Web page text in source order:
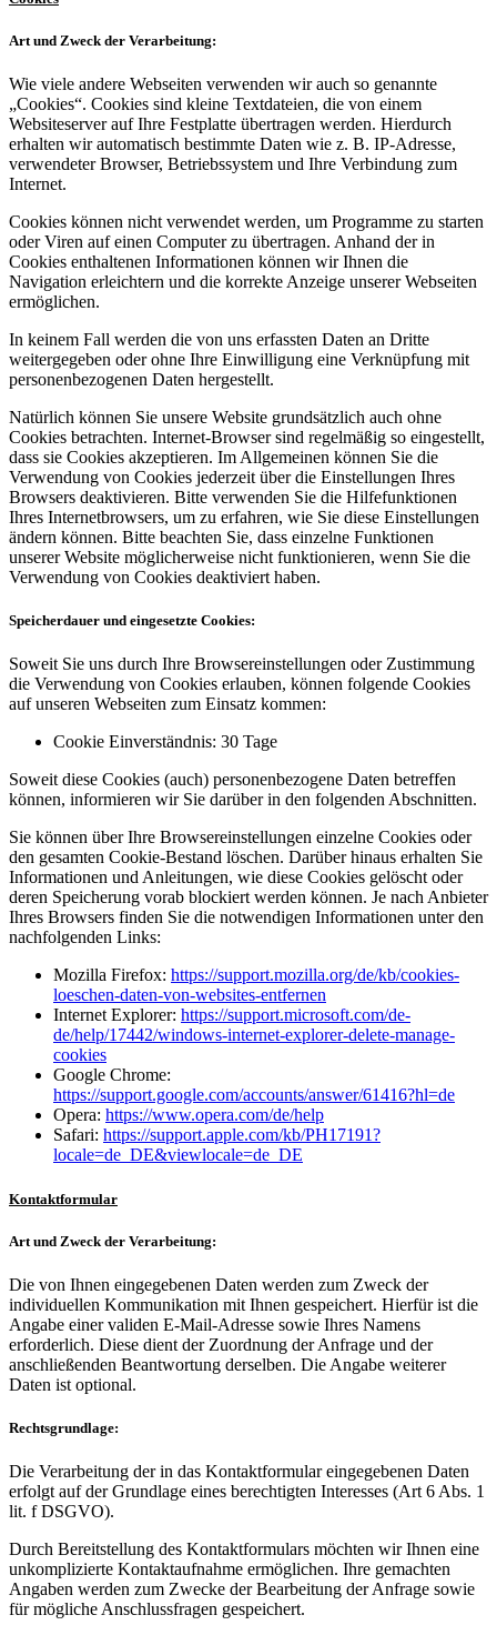
Art und Zweck der Verarbeitung:
Wie viele andere Webseiten verwenden wir auch so genannte
„Cookies“. Cookies sind kleine Textdateien, die von einem
Websiteserver auf Ihre Festplatte übertragen werden. Hierdurch
erhalten wir automatisch bestimmte Daten wie z. B. IP-Adresse,
verwendeter Browser, Betriebssystem und Ihre Verbindung zum
Internet.
Cookies können nicht verwendet werden, um Programme zu starten
oder Viren auf einen Computer zu übertragen. Anhand der in
Cookies enthaltenen Informationen können wir Ihnen die
Navigation erleichtern und die korrekte Anzeige unserer Webseiten
ermöglichen.
In keinem Fall werden die von uns erfassten Daten an Dritte
weitergegeben oder ohne Ihre Einwilligung eine Verknüpfung mit
personenbezogenen Daten hergestellt.
Natürlich können Sie unsere Website grundsätzlich auch ohne
Cookies betrachten. Internet-Browser sind regelmäßig so eingestellt,
dass sie Cookies akzeptieren. Im Allgemeinen können Sie die
Verwendung von Cookies jederzeit über die Einstellungen Ihres
Browsers deaktivieren. Bitte verwenden Sie die Hilfefunktionen
Ihres Internetbrowsers, um zu erfahren, wie Sie diese Einstellungen
ändern können. Bitte beachten Sie, dass einzelne Funktionen
unserer Website möglicherweise nicht funktionieren, wenn Sie die
Verwendung von Cookies deaktiviert haben.
Speicherdauer und eingesetzte Cookies:
Soweit Sie uns durch Ihre Browsereinstellungen oder Zustimmung
die Verwendung von Cookies erlauben, können folgende Cookies
auf unseren Webseiten zum Einsatz kommen:
Cookie Einverständnis: 30 Tage
Soweit diese Cookies (auch) personenbezogene Daten betreffen
können, informieren wir Sie darüber in den folgenden Abschnitten.
Sie können über Ihre Browsereinstellungen einzelne Cookies oder
den gesamten Cookie-Bestand löschen. Darüber hinaus erhalten Sie
Informationen und Anleitungen, wie diese Cookies gelöscht oder
deren Speicherung vorab blockiert werden können. Je nach Anbieter
Ihres Browsers finden Sie die notwendigen Informationen unter den
nachfolgenden Links:
Mozilla Firefox: https://support.mozilla.org/de/kb/cookies-
loeschen-daten-von-websites-entfernen
Internet Explorer: https://support.microsoft.com/de-
de/help/17442/windows-internet-explorer-delete-manage-
cookies
Google Chrome:
https://support.google.com/accounts/answer/61416?hl=de
Opera: https://www.opera.com/de/help
Safari: https://support.apple.com/kb/PH17191?
locale=de_DE&viewlocale=de_DE
Kontaktformular
Art und Zweck der Verarbeitung:
Die von Ihnen eingegebenen Daten werden zum Zweck der
individuellen Kommunikation mit Ihnen gespeichert. Hierfür ist die
Angabe einer validen E-Mail-Adresse sowie Ihres Namens
erforderlich. Diese dient der Zuordnung der Anfrage und der
anschließenden Beantwortung derselben. Die Angabe weiterer
Daten ist optional.
Rechtsgrundlage:
Die Verarbeitung der in das Kontaktformular eingegebenen Daten
erfolgt auf der Grundlage eines berechtigten Interesses (Art 6 Abs. 1
lit. f DSGVO).
Durch Bereitstellung des Kontaktformulars möchten wir Ihnen eine
unkomplizierte Kontaktaufnahme ermöglichen. Ihre gemachten
Angaben werden zum Zwecke der Bearbeitung der Anfrage sowie
für mögliche Anschlussfragen gespeichert.